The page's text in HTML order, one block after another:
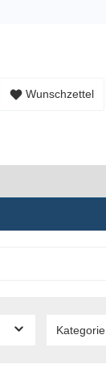
Wunschzettel
Kategorie